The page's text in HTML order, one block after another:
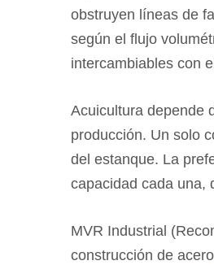
nulo
para
quienes
toman
decisiones
obstruyen líneas de
según el flujo
intercambiables con
Acuicultura depende
producción. Un solo
del estanque. La
capacidad cada una,
MVR Industrial
construcción de